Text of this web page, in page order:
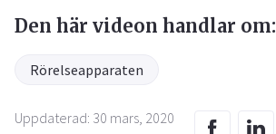
Den här videon handlar om:
Rörelseapparaten
Uppdaterad: 30 mars, 2020